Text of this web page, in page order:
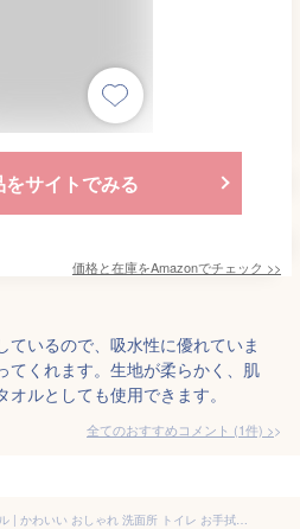
をサイトでみる
価格と在庫をAmazonでチェック >>
ているので、吸水性に優れていま
てくれます。生地が柔らかく、肌
ルとしても使用できます。
全てのおすすめコメント (1件) >
【瞬間吸水】サンリオ タオル | かわいい おしゃれ 洗面所 トイレ お手拭き サンリオ モールタオル サンリオグッズ sanrio キティ キティちゃん マイメロ マイメロディ ポムポムプリン クロミ くろみちゃん シナモン シナモロール キャラクター 子供 保育園 幼稚園 速乾 吸水